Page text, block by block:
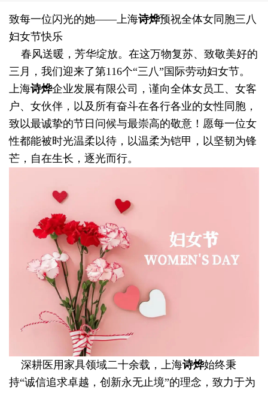
致每一位闪光的她——上海诗烨预祝全体女同胞三八
妇女节快乐
春风送暖，芳华绽放。在这万物复苏、致敬美好的
三月，我们迎来了第116个“三八”国际劳动妇女节。
上海诗烨企业发展有限公司，谨向全体女员工、女客
户、女伙伴，以及所有奋斗在各行各业的女性同胞，
致以最诚挚的节日问候与最崇高的敬意！愿每一位女
性都能被时光温柔以待，以温柔为铠甲，以坚韧为锋
芒，自在生长，逐光而行。
深耕医用家具领域二十余载，上海诗烨始终秉
持“诚信追求卓越，创新永无止境”的理念，致力于为